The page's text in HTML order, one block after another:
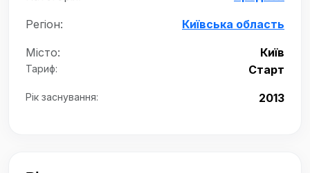
Регіон: Київська область
Місто: Київ
Тариф: Старт
Рік заснування: 2013